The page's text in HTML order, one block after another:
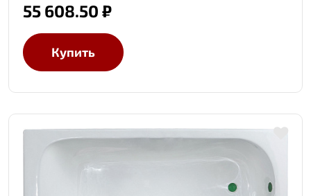
55 608.50 ₽
Купить